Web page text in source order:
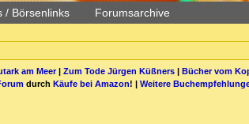
/ Börsenlinks Forumsarchive
am Meer| Zum Tode Jürgen Küßners| Bücher vom
durch Käufe bei Amazon! | Weitere